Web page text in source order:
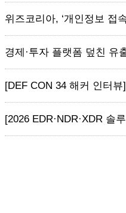
위즈코리아, ‘개인정보 접
경제·투자 플랫폼 덮친 유
[DEF CON 34 해커 인터
[2026 EDR·NDR·XDR 솔